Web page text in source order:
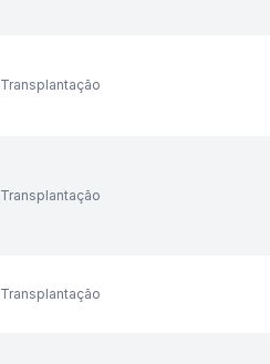
Transplantação
Transplantação
Transplantação